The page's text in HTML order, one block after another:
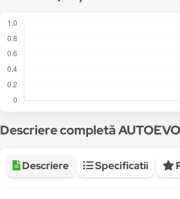
Descriere completă
Descriere Specificatii